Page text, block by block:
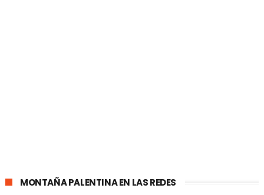
MONTAÑA PALENTINA EN LAS REDES